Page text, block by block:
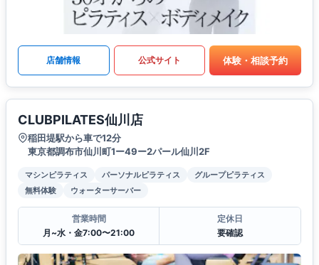
店舗情報 公式サイト 体験・相談予約
CLUBPILATES仙川店
稲田堤駅から車で12分
東京都調布市仙川町1ー49ー2パール仙川2F
マシンピラティス パーソナルピラティス
グループピラティス
無料体験
ウォーターサーバー
営業時間
月~水・金7:00〜21:00
定休日
要確認